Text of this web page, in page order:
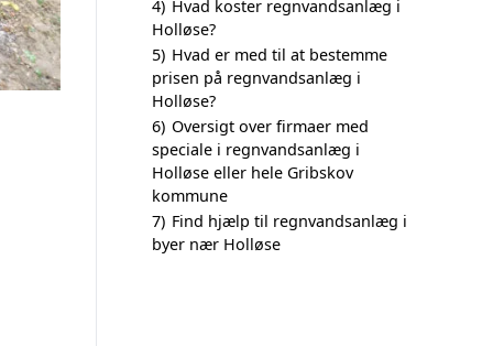
4) Hvad koster regnvandsanlæg i
Holløse?
5) Hvad er med til at bestemme
prisen på regnvandsanlæg i
Holløse?
6) Oversigt over firmaer med
speciale i regnvandsanlæg i
Holløse eller hele Gribskov
kommune
7) Find hjælp til regnvandsanlæg i
byer nær Holløse